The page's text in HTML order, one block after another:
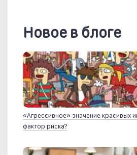
Новое в блоге
«Агрессивное» значение красивых
фактор риска?